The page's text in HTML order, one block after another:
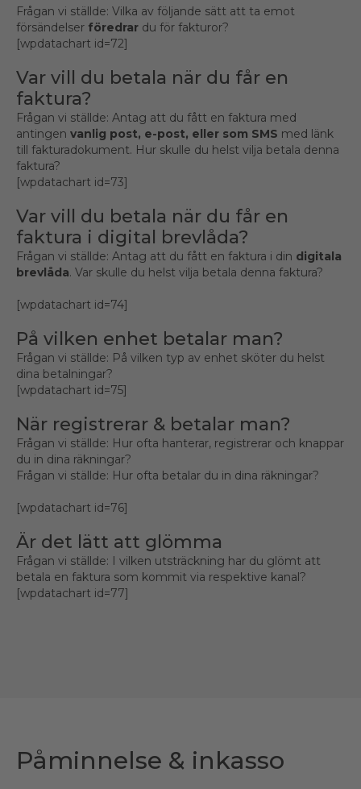
Frågan vi ställde: Vilka av följande sätt att ta emot
försändelser föredrar du för fakturor?
[wpdatachart id=72]
Var vill du betala när du får en
faktura?
Frågan vi ställde: Antag att du fått en faktura med
antingen vanlig post, e-post, eller som SMS med länk
till fakturadokument. Hur skulle du helst vilja betala denna
faktura?
[wpdatachart id=73]
Var vill du betala när du får en
faktura i digital brevlåda?
Frågan vi ställde: Antag att du fått en faktura i din digitala
brevlåda. Var skulle du helst vilja betala denna faktura?
[wpdatachart id=74]
På vilken enhet betalar man?
Frågan vi ställde: På vilken typ av enhet sköter du helst
dina betalningar?
[wpdatachart id=75]
När registrerar & betalar man?
Frågan vi ställde: Hur ofta hanterar, registrerar och knappar
du in dina räkningar?
Frågan vi ställde: Hur ofta betalar du in dina räkningar?
[wpdatachart id=76]
Är det lätt att glömma
Frågan vi ställde: I vilken utsträckning har du glömt att
betala en faktura som kommit via respektive kanal?
[wpdatachart id=77]
Påminnelse & inkasso